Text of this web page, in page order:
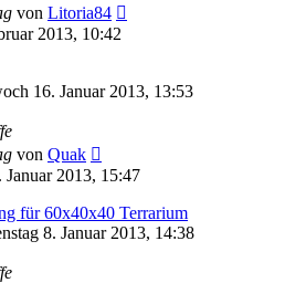
von Litoria84
2013, 10:42
16. Januar 2013, 13:53
von Quak
2013, 15:47
für 60x40x40 Terrarium
8. Januar 2013, 14:38